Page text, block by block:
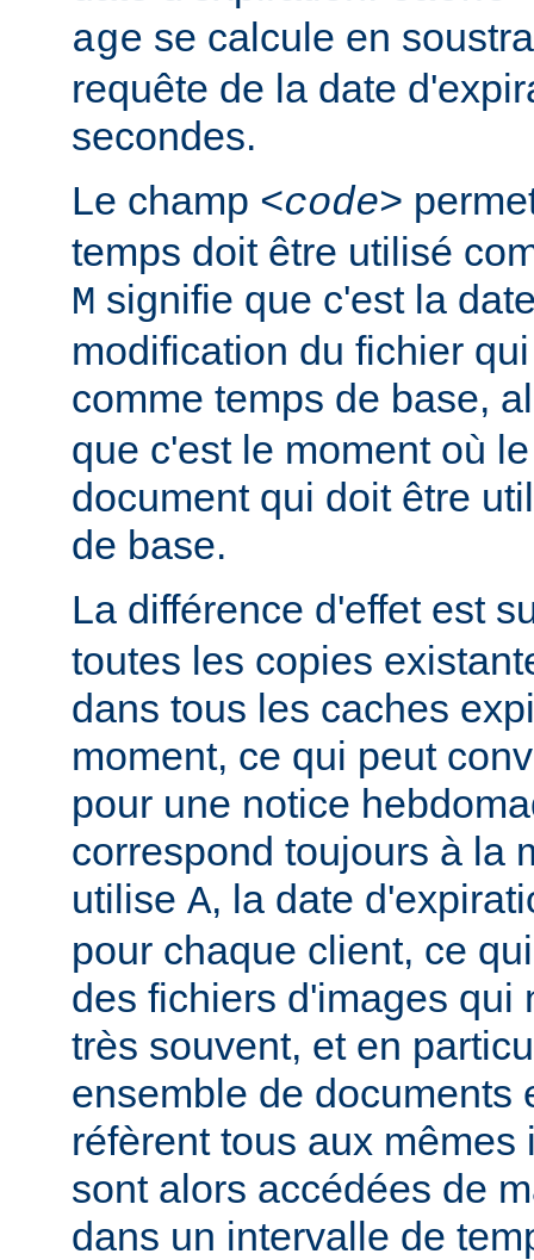
age se calcule en
requête de la date
secondes.
Le champ <code>
temps doit être utilisé
M signifie que c'est la
modification du fichier
comme temps de base,
que c'est le moment où
document qui doit être
de base.
La différence d'effet est
toutes les copies
dans tous les caches
moment, ce qui peut
pour une notice
correspond toujours à la
utilise A, la date
pour chaque client, ce
des fichiers d'images qui
très souvent, et en
ensemble de documents
réfèrent tous aux
sont alors accédées de
dans un intervalle de